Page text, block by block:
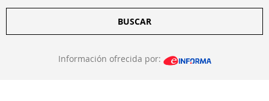
BUSCAR
Información ofrecida por: